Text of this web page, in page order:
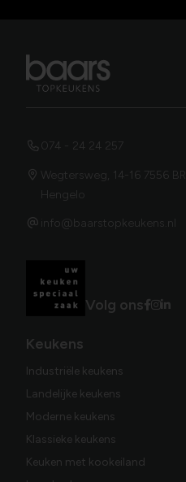
074 - 24 24 257
Wegtersweg, 14-16 7556 BR
Hengelo
info@baarstopkeukens.nl
Volg ons
Keukens
Industriële keukens
Landelijke keukens
Moderne keukens
Klassieke keukens
Keuken met kookeiland